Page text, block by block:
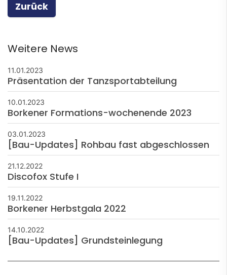
Zurück
Weitere News
11.01.2023
Präsentation der Tanzsportabteilung
10.01.2023
Borkener Formations-wochenende 2023
03.01.2023
[Bau-Updates] Rohbau fast abgeschlossen
21.12.2022
Discofox Stufe I
19.11.2022
Borkener Herbstgala 2022
14.10.2022
[Bau-Updates] Grundsteinlegung